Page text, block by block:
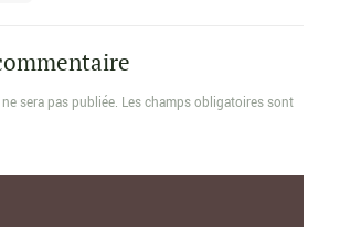
sera pas publiée. Les champs obligatoires sont